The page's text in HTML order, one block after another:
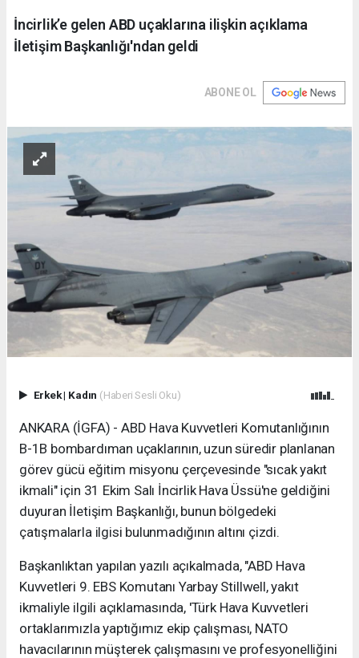
İncirlik’e gelen ABD uçaklarına ilişkin açıklama
İletişim Başkanlığı'ndan geldi
ABONE OL
Erkek| Kadın (Haberi Sesli Oku)
ANKARA (İGFA) - ABD Hava Kuvvetleri Komutanlığının
B-1B bombardıman uçaklarının, uzun süredir planlanan
görev gücü eğitim misyonu çerçevesinde "sıcak yakıt
ikmali" için 31 Ekim Salı İncirlik Hava Üssü'ne geldiğini
duyuran İletişim Başkanlığı, bunun bölgedeki
çatışmalarla ilgisi bulunmadığının altını çizdi.
Başkanlıktan yapılan yazılı açıkalmada, "ABD Hava
Kuvvetleri 9. EBS Komutanı Yarbay Stillwell, yakıt
ikmaliyle ilgili açıklamasında, 'Türk Hava Kuvvetleri
ortaklarımızla yaptığımız ekip çalışması, NATO
havacılarının müşterek çalışmasını ve profesyonelliğini